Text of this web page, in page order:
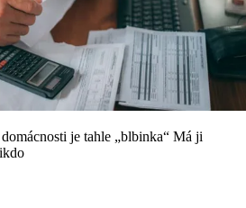
je tahle „blbinka“ Má ji